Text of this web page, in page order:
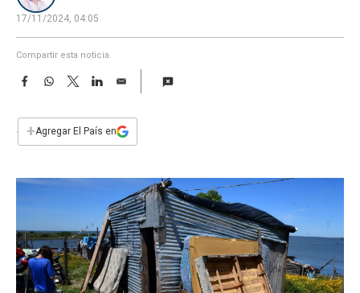
17/11/2024, 04:05
Compartir esta noticia
F
e
b
k
W
s
T
w
t
L
E
i
l
+Agregar El País en